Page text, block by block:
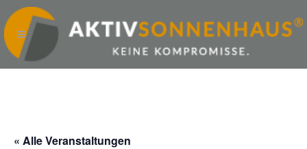
« Alle Veranstaltungen